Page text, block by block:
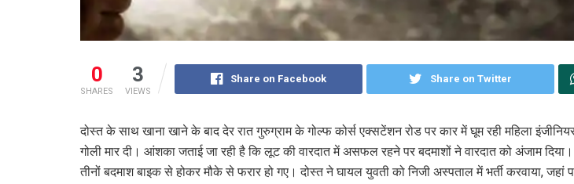
0
SHARES
3
VIEWS
Share on Facebook Share on Twitter
दोस्त के साथ खाना खाने के बाद देर रात गुरुग्राम के गोल्फ कोर्स एक्सटेंशन रोड पर कार में घूम रही महिला
गोली मार दी। आंशका जताई जा रही है कि लूट की वारदात में असफल रहने पर बदमाशों ने वारदात को अंजाम दिया।
तीनों बदमाश बाइक से होकर मौके से फरार हो गए। दोस्त ने घायल युवती को निजी अस्पताल में भर्ती करवाया,